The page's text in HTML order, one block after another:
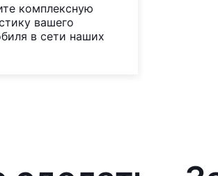
комплексную
вашего
в сети наших